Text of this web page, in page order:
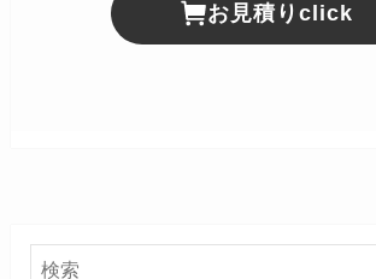
お見積りclick